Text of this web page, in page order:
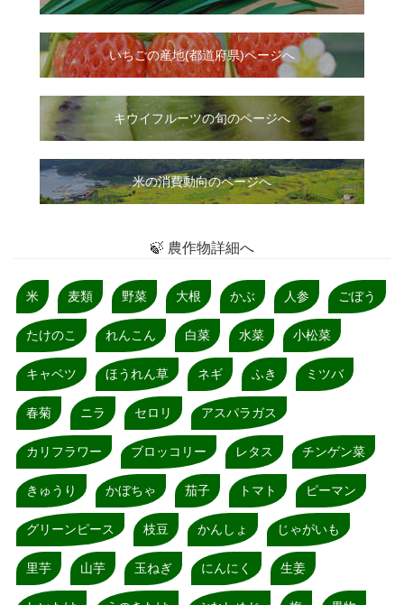
いちごの産地(都道府県)ページへ
キウイフルーツの旬のページへ
米の消費動向のページへ
🍃 農作物詳細へ
米 麦類 野菜 大根 かぶ 人参 ごぼう
たけのこ れんこん 白菜 水菜 小松菜
キャベツ ほうれん草 ネギ ふき ミツバ
春菊 ニラ セロリ アスパラガス
カリフラワー ブロッコリー レタス チンゲン菜
きゅうり かぼちゃ 茄子 トマト ピーマン
グリーンピース 枝豆 かんしょ じゃがいも
里芋 山芋 玉ねぎ にんにく 生姜